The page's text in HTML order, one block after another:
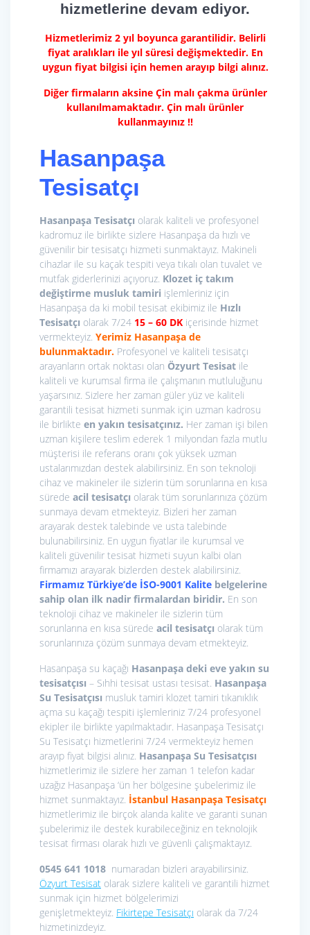
hizmetlerine devam ediyor.
Hizmetlerimiz 2 yıl boyunca garantilidir. Belirli
fiyat aralıkları ile yıl süresi değişmektedir. En
uygun fiyat bilgisi için hemen arayıp bilgi alınız.
Diğer firmaların aksine Çin malı çakma ürünler
kullanılmamaktadır. Çin malı ürünler
kullanmayınız !!
Hasanpaşa
Tesisatçı
Hasanpaşa Tesisatçı olarak kaliteli ve profesyonel
kadromuz ile birlikte sizlere Hasanpaşa da hızlı ve
güvenilir bir tesisatçı hizmeti sunmaktayız. Makineli
cihazlar ile su kaçak tespiti veya tıkalı olan tuvalet ve
mutfak giderlerinizi açıyoruz. Klozet iç takım
değiştirme musluk tamiri işlemleriniz için
Hasanpaşa da ki mobil tesisat ekibimiz ile Hızlı
Tesisatçı olarak 7/24 15 – 60 DK içerisinde hizmet
vermekteyiz. Yerimiz Hasanpaşa de
bulunmaktadır. Profesyonel ve kaliteli tesisatçı
arayanların ortak noktası olan Özyurt Tesisat ile
kaliteli ve kurumsal firma ile çalışmanın mutluluğunu
yaşarsınız. Sizlere her zaman güler yüz ve kaliteli
garantili tesisat hizmeti sunmak için uzman kadrosu
ile birlikte en yakın tesisatçınız. Her zaman işi bilen
uzman kişilere teslim ederek 1 milyondan fazla mutlu
müşterisi ile referans oranı çok yüksek uzman
ustalarımızdan destek alabilirsiniz. En son teknoloji
cihaz ve makineler ile sizlerin tüm sorunlarına en kısa
sürede acil tesisatçı olarak tüm sorunlarınıza çözüm
sunmaya devam etmekteyiz. Bizleri her zaman
arayarak destek talebinde ve usta talebinde
bulunabilirsiniz. En uygun fiyatlar ile kurumsal ve
kaliteli güvenilir tesisat hizmeti suyun kalbi olan
firmamızı arayarak bizlerden destek alabilirsiniz.
Firmamız Türkiye’de İSO-9001 Kalite belgelerine
sahip olan ilk nadir firmalardan biridir. En son
teknoloji cihaz ve makineler ile sizlerin tüm
sorunlarına en kısa sürede acil tesisatçı olarak tüm
sorunlarınıza çözüm sunmaya devam etmekteyiz.
Hasanpaşa su kaçağı Hasanpaşa deki eve yakın su
tesisatçısı – Sıhhi tesisat ustası tesisat. Hasanpaşa
Su Tesisatçısı musluk tamiri klozet tamiri tıkanıklık
açma su kaçağı tespiti işlemleriniz 7/24 profesyonel
ekipler ile birlikte yapılmaktadır. Hasanpaşa Tesisatçı
Su Tesisatçı hizmetlerini 7/24 vermekteyiz hemen
arayıp fiyat bilgisi alınız. Hasanpaşa Su Tesisatçısı
hizmetlerimiz ile sizlere her zaman 1 telefon kadar
uzağız Hasanpaşa ‘ün her bölgesine şubelerimiz ile
hizmet sunmaktayız. İstanbul Hasanpaşa Tesisatçı
hizmetlerimiz ile birçok alanda kalite ve garanti sunan
şubelerimiz ile destek kurabileceğiniz en teknolojik
tesisat firması olarak hızlı ve güvenli çalışmaktayız.
0545 641 1018 numaradan bizleri arayabilirsiniz.
Özyurt Tesisat olarak sizlere kaliteli ve garantili hizmet
sunmak için hizmet bölgelerimizi
genişletmekteyiz. Fikirtepe Tesisatçı olarak da 7/24
hizmetinizdeyiz.